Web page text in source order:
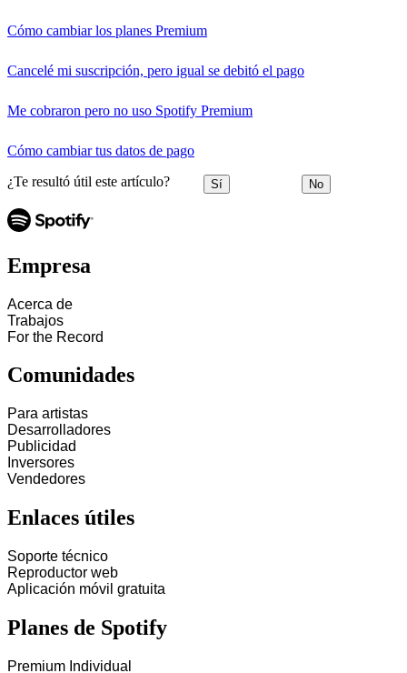
Cómo cambiar los planes Premium
Cancelé mi suscripción, pero igual se debitó el pago
Me cobraron pero no uso Spotify Premium
Cómo cambiar tus datos de pago
¿Te resultó útil este artículo? Sí No
Empresa
Acerca de
Trabajos
For the Record
Comunidades
Para artistas
Desarrolladores
Publicidad
Inversores
Vendedores
Enlaces útiles
Soporte técnico
Reproductor web
Aplicación móvil gratuita
Planes de Spotify
Premium Individual